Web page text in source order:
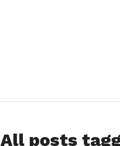
All posts